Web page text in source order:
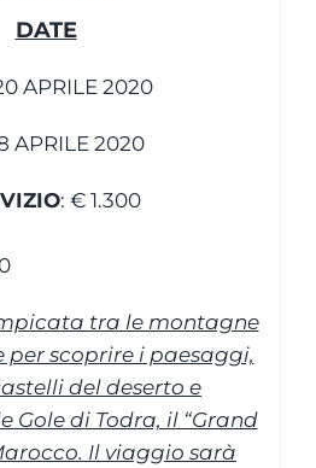
DATE
APRILE 2020
APRILE 2020
: € 1.300
tra le montagne
per scoprire i paesaggi,
del deserto e
Gole di Todra, il “Grand
Il viaggio sarà